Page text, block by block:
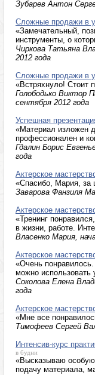
Зубарев Антон
Сложные продажи в
«Замечательный,
инструменты, о
Чиркова Татьяна
2012 года
Сложные продажи в
«Встряхнуло! Стоит
Голободько Виктор
сентября 2012 года
Успешная
«Материал изложен
профессионален и
Гдалин Борис
года
Актерское
«Спасибо, Мария, за
Заварова Фанзиля
Актерское
«Тренинг
в жизни, работе.
Власенко Мария,
Актерское
«Очень понравилось.
можно использовать
Соколова Елена
года
Актерское
«Мне все
Тимофеев Сергей
Интенсив-курс
в будни
«Высказываю
подачу материала,